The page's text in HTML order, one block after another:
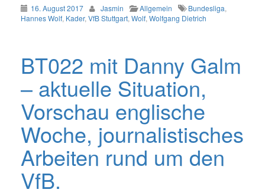
16. August 2017 Jasmin Allgemein Bundesliga,
Hannes Wolf, Kader,VfB Stuttgart,Wolf,Wolfgang Dietrich
BT022 mit Danny Galm
– aktuelle Situation,
Vorschau englische
Woche, journalistisches
Arbeiten rund um den
VfB.